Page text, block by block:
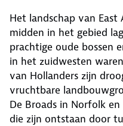
Het landschap van
midden in het gebied
prachtige oude bossen
in het zuidwesten
van Hollanders zijn
vruchtbare
De Broads in Norfolk
die zijn ontstaan door